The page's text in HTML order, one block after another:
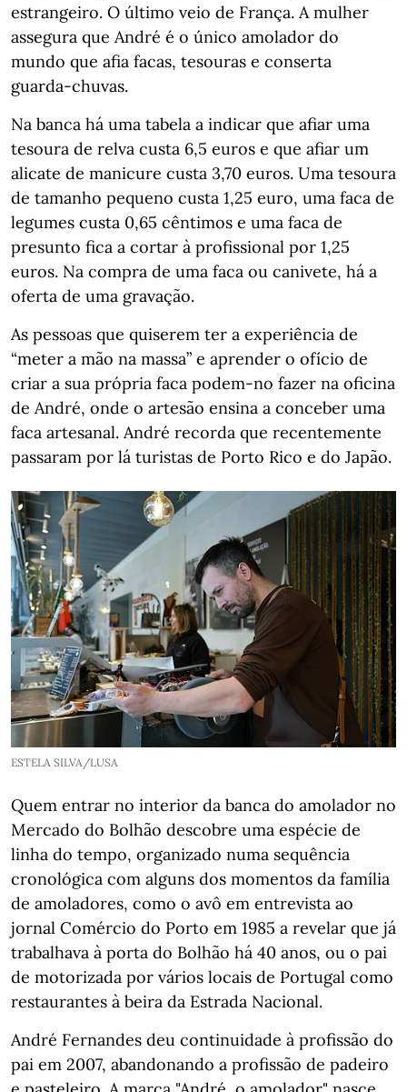
estrangeiro. O último veio de França. A mulher
assegura que André é o único amolador do
mundo que afia facas, tesouras e conserta
guarda-chuvas.
Na banca há uma tabela a indicar que afiar uma
tesoura de relva custa 6,5 euros e que afiar um
alicate de manicure custa 3,70 euros. Uma tesoura
de tamanho pequeno custa 1,25 euro, uma faca de
legumes custa 0,65 cêntimos e uma faca de
presunto fica a cortar à profissional por 1,25
euros. Na compra de uma faca ou canivete, há a
oferta de uma gravação.
As pessoas que quiserem ter a experiência de
“meter a mão na massa” e aprender o ofício de
criar a sua própria faca podem-no fazer na oficina
de André, onde o artesão ensina a conceber uma
faca artesanal. André recorda que recentemente
passaram por lá turistas de Porto Rico e do Japão.
ESTELA SILVA/LUSA
Quem entrar no interior da banca do amolador no
Mercado do Bolhão descobre uma espécie de
linha do tempo, organizado numa sequência
cronológica com alguns dos momentos da família
de amoladores, como o avô em entrevista ao
jornal Comércio do Porto em 1985 a revelar que já
trabalhava à porta do Bolhão há 40 anos, ou o pai
de motorizada por vários locais de Portugal como
restaurantes à beira da Estrada Nacional.
André Fernandes deu continuidade à profissão do
pai em 2007, abandonando a profissão de padeiro